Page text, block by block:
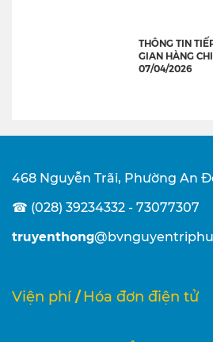
THÔNG TIN
GIAN HÀNG
07/04/2026
468 Nguyễn Trãi, Phường An
☎ (028) 39234332 - 73077307
truyenthong
Viện phí / Hóa đơn điện tử